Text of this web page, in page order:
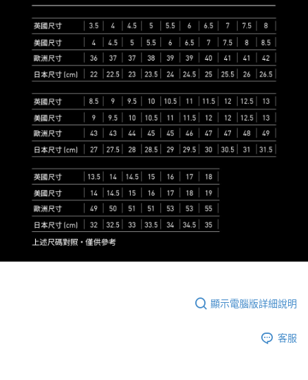
顯示電腦版詳細說明
客服